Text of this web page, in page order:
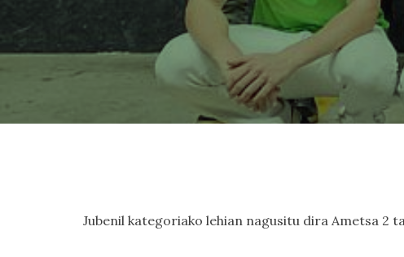
Jubenil kategoriako lehian nagusitu dira Ametsa 2